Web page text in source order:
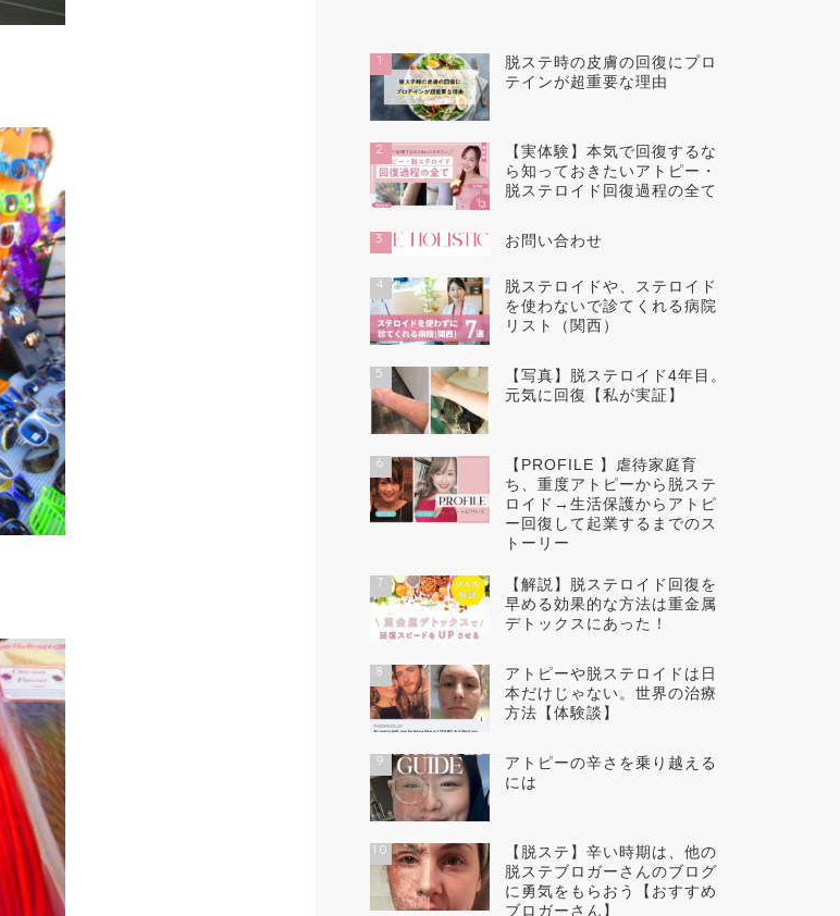
1
脱ステ時の皮膚の回復にプロ
テインが超重要な理由
2
【実体験】本気で回復するな
ら知っておきたいアトピー・
脱ステロイド回復過程の全て
3 お問い合わせ
4
脱ステロイドや、ステロイド
を使わないで診てくれる病院
リスト（関西）
5
【写真】脱ステロイド4年目。
元気に回復【私が実証】
6
【PROFILE 】虐待家庭育
ち、重度アトピーから脱ステ
ロイド→生活保護からアトピ
ー回復して起業するまでのス
トーリー
7
【解説】脱ステロイド回復を
早める効果的な方法は重金属
デトックスにあった！
8
アトピーや脱ステロイドは日
本だけじゃない。世界の治療
方法【体験談】
9
アトピーの辛さを乗り越える
には
10
【脱ステ】辛い時期は、他の
脱ステブロガーさんのブログ
に勇気をもらおう【おすすめ
ブロガーさん】